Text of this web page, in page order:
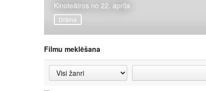
Kinoteātros no 22. aprīļa
Drāma
Filmu meklēšana